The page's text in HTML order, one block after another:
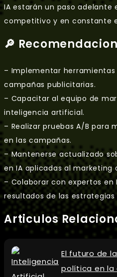
IA estarán un paso
competitivo y en constante
🔎
– Implementar herramientas
campañas publicitarias.
– Capacitar al equipo de
inteligencia artificial.
– Realizar pruebas A/B para
en las campañas.
– Mantenerse actualizado
en IA aplicadas al marketing
– Colaborar con expertos en
resultados de las
Articulos
El futuro de
política en la